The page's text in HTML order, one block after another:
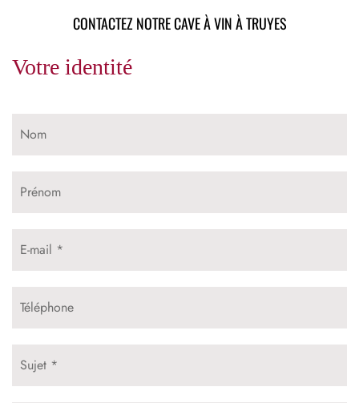
CONTACTEZ NOTRE CAVE À VIN À TRUYES
Votre identité
Nom
Prénom
E-mail *
Téléphone
Sujet *